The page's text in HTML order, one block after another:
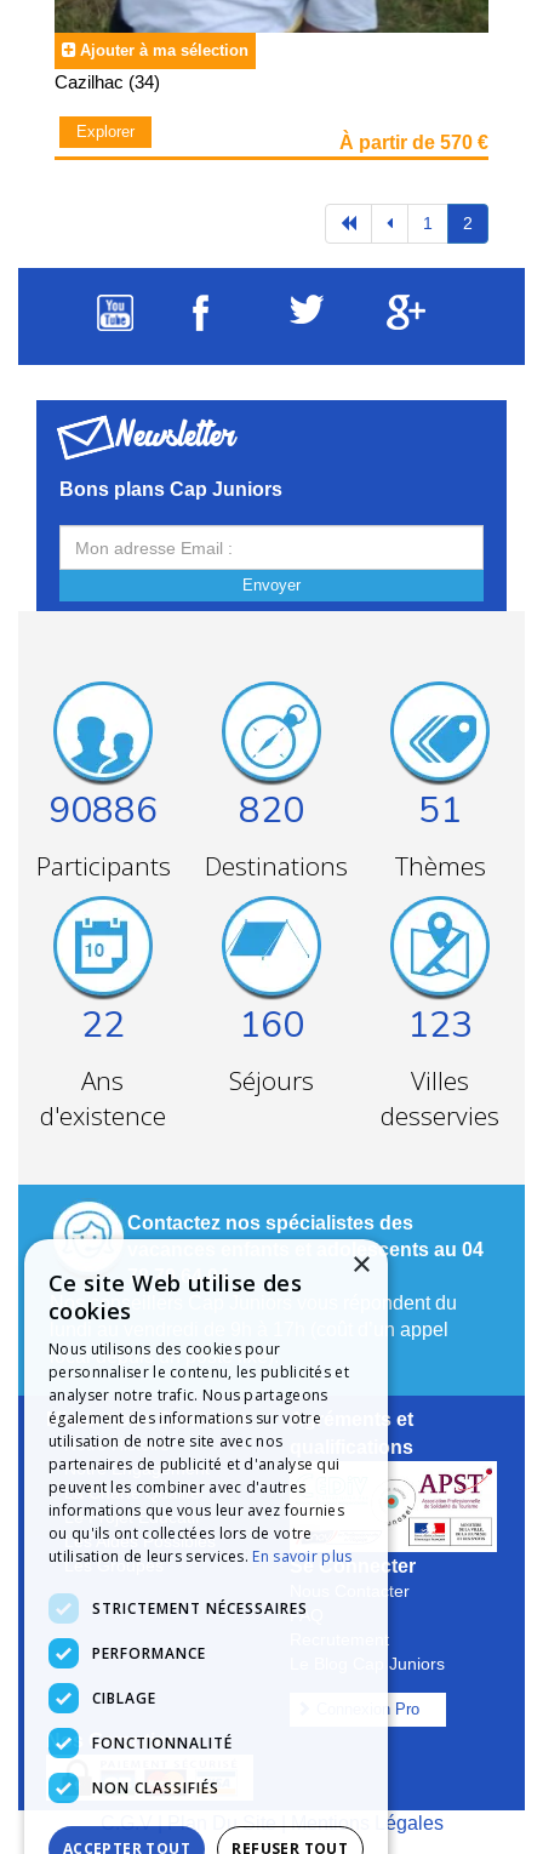
Ajouter à ma sélection
Cazilhac (34)
Explorer
À partir de 570 €
1 2
Newsletter
Bons plans Cap Juniors
Envoyer
90886
Participants
820
Destinations
51
Thèmes
22
Ans
d'existence
160
Séjours
123
Villes
desservies
Contactez nos spécialistes des
vacances enfants et adolescents au 04
78 79 64 04
Nos conseillers Cap Juniors vous répondent du
lundi au vendredi de 9h à 17h (coût d’un appel
local depuis un poste fixe).
Mieux nous Connaître
Notre Histoire
Notre Engagement
La Charte Qualité
Le Projet Educatif
Les Aides Possibles
Les Groupes
Agréments et
qualifications
Se Connecter
Nous Contacter
FAQ
Recrutement
Le Blog Cap Juniors
Connexion Pro
Nos Garanties
C.G.V|Plan Du Site|Mentions Légales
×
Ce site Web utilise des
cookies
Nous utilisons des cookies pour
personnaliser le contenu, les publicités et
analyser notre trafic. Nous partageons
également des informations sur votre
utilisation de notre site avec nos
partenaires de publicité et d'analyse qui
peuvent les combiner avec d'autres
informations que vous leur avez fournies
ou qu'ils ont collectées lors de votre
utilisation de leurs services. En savoir plus
STRICTEMENT NÉCESSAIRES
PERFORMANCE
CIBLAGE
FONCTIONNALITÉ
NON CLASSIFIÉS
ACCEPTER TOUT REFUSER TOUT